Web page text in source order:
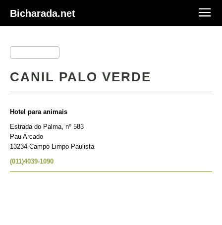
Bicharada.net
CANIL PALO VERDE
Hotel para animais
Estrada do Palma, nº 583
Pau Arcado
13234 Campo Limpo Paulista
(011)4039-1090